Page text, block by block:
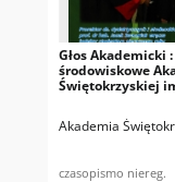
Głos Akademicki
środowiskowe
Świętokrzyskiej
Kielcach. 2007, R.
3 (52) : listopad
Akademia
czasopismo niereg.